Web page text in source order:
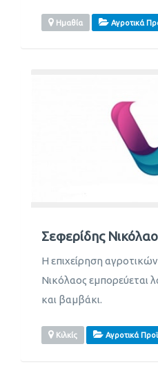
Ημαθία Αγροτικά
Σεφερίδης
Η επιχείρηση
Νικόλαος εμπορεύεται
και βαμβάκι.
Κιλκίς Αγροτικά